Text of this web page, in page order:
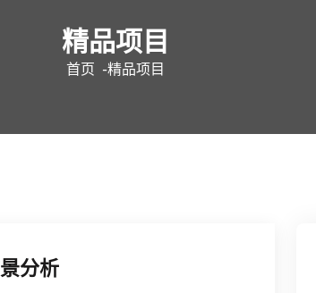
精品项目
首页 -精品项目
分析